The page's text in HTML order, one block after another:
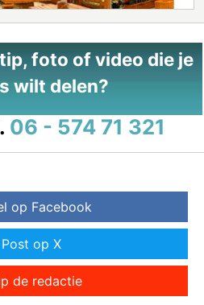
foto of video die je
wilt delen?
06 - 574 71 321
op Facebook
Post op X
de redactie